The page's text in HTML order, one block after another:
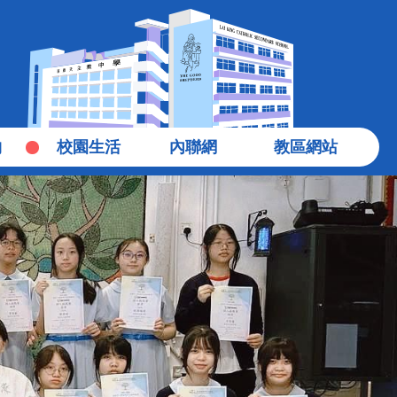
校園生活 內聯網 教區網站